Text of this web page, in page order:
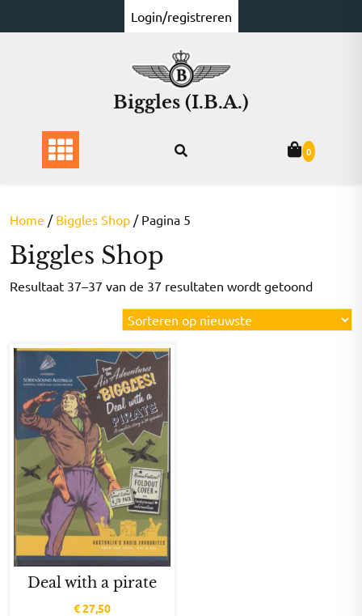
naar
Login/registreren
Biggles (I.B.A.)
0
Home / Biggles Shop / Pagina 5
Biggles Shop
Resultaat 37–37 van de 37 resultaten wordt getoond
op
Deal with a pirate
€27,50